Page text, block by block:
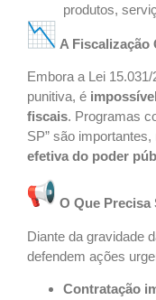
produtos,
A Fiscalização
Embora a Lei
punitiva, é
fiscais. Programas
SP” são
efetiva do poder
O Que Precisa
Diante da gravidade
defendem ações
Contratação